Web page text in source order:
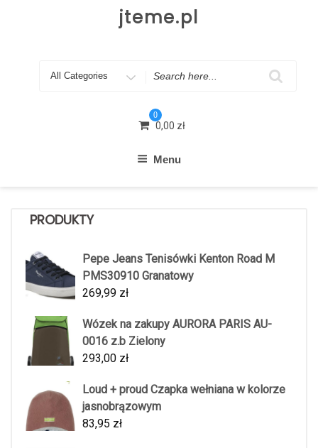
jteme.pl
Search
0
0,00 zł
Menu
PRODUKTY
Pepe Jeans Tenisówki Kenton Road M
PMS30910 Granatowy
269,99 zł
Wózek na zakupy AURORA PARIS AU-
0016 z.b Zielony
293,00 zł
Loud + proud Czapka wełniana w kolorze
jasnobrązowym
83,95 zł